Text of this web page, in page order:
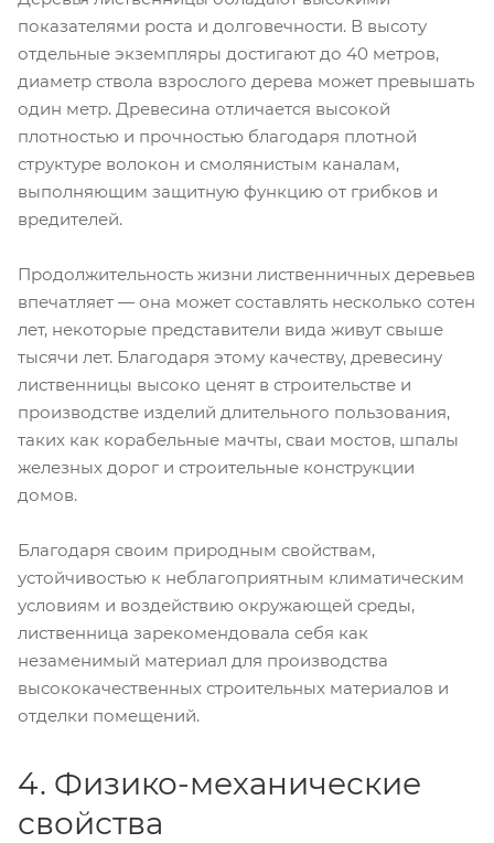
показателями роста и долговечности. В высоту
отдельные экземпляры достигают до 40 метров,
диаметр ствола взрослого дерева может превышать
один метр. Древесина отличается высокой
плотностью и прочностью благодаря плотной
структуре волокон и смолянистым каналам,
выполняющим защитную функцию от грибков и
вредителей.
Продолжительность жизни лиственничных деревьев
впечатляет — она может составлять несколько сотен
лет, некоторые представители вида живут свыше
тысячи лет. Благодаря этому качеству, древесину
лиственницы высоко ценят в строительстве и
производстве изделий длительного пользования,
таких как корабельные мачты, сваи мостов, шпалы
железных дорог и строительные конструкции
домов.
Благодаря своим природным свойствам,
устойчивостью к неблагоприятным климатическим
условиям и воздействию окружающей среды,
лиственница зарекомендовала себя как
незаменимый материал для производства
высококачественных строительных материалов и
отделки помещений.
4. Физико-механические
свойства